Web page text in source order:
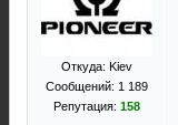
Откуда: Kiev
Сообщений: 1 189
Репутация: 158